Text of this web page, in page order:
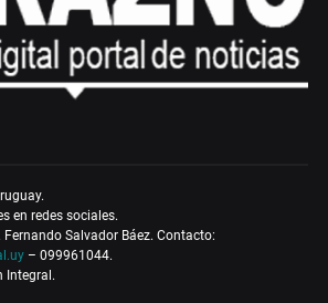
en redes sociales.
Fernando Salvador Báez. Contacto:
– 099961044.
Integral.